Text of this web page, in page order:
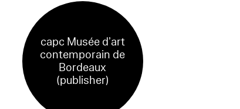
capc Musée d’art
contemporain de
Bordeaux
(publisher)